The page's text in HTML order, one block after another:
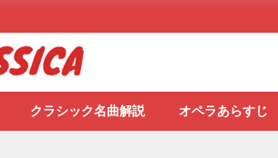
クラシック名曲解説 オペラあらすじ